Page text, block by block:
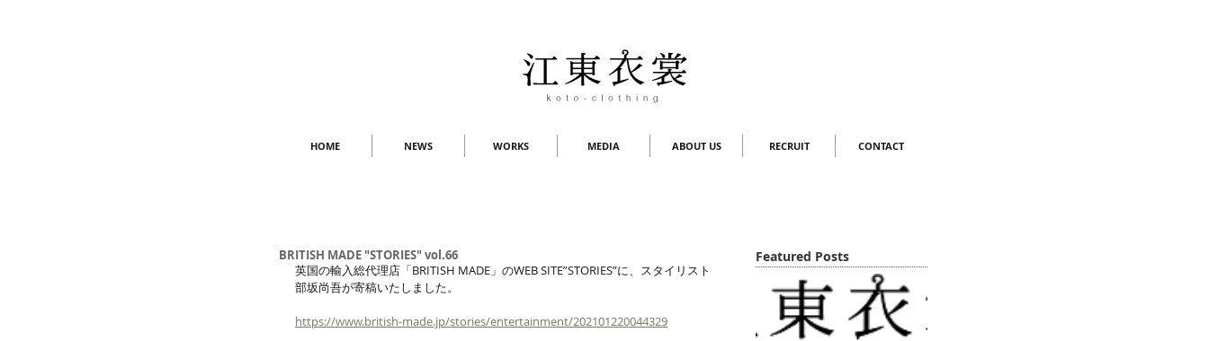
HOME NEWS WORKS MEDIA ABOUT US RECRUIT CONTACT
BRITISH MADE "STORIES" vol.66
英国の輸入総代理店「BRITISH MADE」のWEB SITE”STORIES”に、スタイリスト
部坂尚吾が寄稿いたしました。
https://www.british-made.jp/stories/entertainment/202101220044329
Featured Posts